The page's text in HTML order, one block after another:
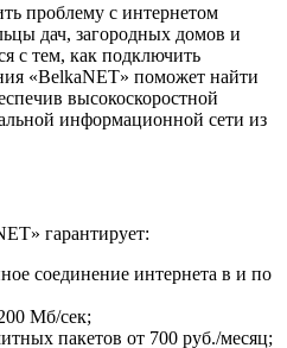
проблему с интернетом
дач, загородных домов и
с тем, как подключить
«BelkaNET» поможет найти
высокоскоростной
информационной сети из
гарантирует:
соединение интернета в и по
Мб/сек;
пакетов от 700 руб./месяц;